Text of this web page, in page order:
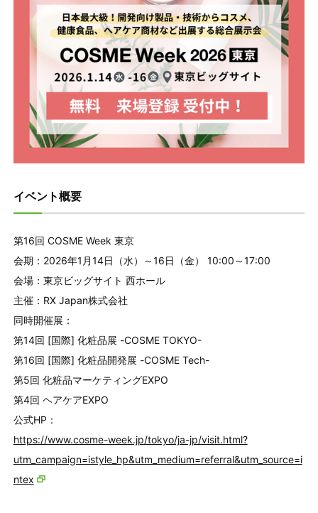
イベント概要
第16回 COSME Week 東京
会期：2026年1月14日（水）～16日（金） 10:00～17:00
会場：東京ビッグサイト 西ホール
主催：RX Japan株式会社
同時開催展：
第14回 [国際] 化粧品展 -COSME TOKYO-
第16回 [国際] 化粧品開発展 -COSME Tech-
第5回 化粧品マーケティングEXPO
第4回 ヘアケアEXPO
公式HP：
https://www.cosme-week.jp/tokyo/ja-jp/visit.html?
utm_campaign=istyle_hp&utm_medium=referral&utm_source=i
ntex